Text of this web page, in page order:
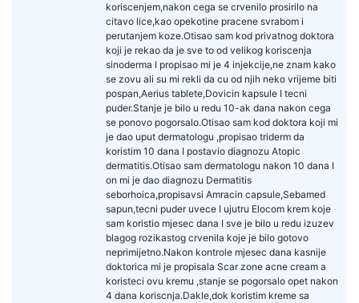
koriscenjem,nakon cega se crvenilo prosirilo na
citavo lice,kao opekotine pracene svrabom i
perutanjem koze.Otisao sam kod privatnog doktora
koji je rekao da je sve to od velikog koriscenja
sinoderma I propisao mi je 4 injekcije,ne znam kako
se zovu ali su mi rekli da cu od njih neko vrijeme biti
pospan,Aerius tablete,Dovicin kapsule I tecni
puder.Stanje je bilo u redu 10-ak dana nakon cega
se ponovo pogorsalo.Otisao sam kod doktora koji mi
je dao uput dermatologu ,propisao triderm da
koristim 10 dana I postavio diagnozu Atopic
dermatitis.Otisao sam dermatologu nakon 10 dana I
on mi je dao diagnozu Dermatitis
seborhoica,propisavsi Amracin capsule,Sebamed
sapun,tecni puder uvece I ujutru Elocom krem koje
sam koristio mjesec dana I sve je bilo u redu izuzev
blagog rozikastog crvenila koje je bilo gotovo
neprimijetno.Nakon kontrole mjesec dana kasnije
doktorica mi je propisala Scar zone acne cream a
koristeci ovu kremu ,stanje se pogorsalo opet nakon
4 dana koriscnja.Dakle,dok koristim kreme sa